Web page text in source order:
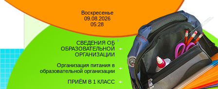
Воскресенье
09.08.2026
05:28
СВЕДЕНИЯ ОБ
ОБРАЗОВАТЕЛЬНОЙ
ОРГАНИЗАЦИИ
Организация питания в
образовательной организации
ПРИЁМ В 1 КЛАСС